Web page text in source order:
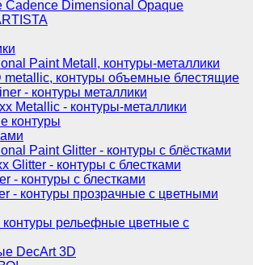
Cadence Dimensional Opaque
Paint Metall, контуры-металлики
metallic, контуры объемные блестящие
- контуры металлики
Metallic - контуры-металлики
контуры
Paint Glitter - контуры с блёстками
Glitter - контуры с блестками
- контуры с блестками
- контуры прозрачные с цветными
контуры рельефные цветные с
DecArt 3D